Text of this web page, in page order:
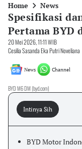
Home News
Spesifikasi
Pertama BYD
20 Mei 2026, 11:11 WIB
Cesilia Sasanda Eka Putri Noveliana
News Channel
BYD M6 DM (byd.com)
Intinya Sih
BYD Motor